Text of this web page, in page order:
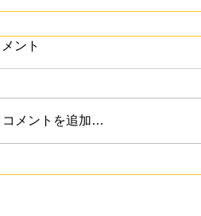
ント
コメントを追加…